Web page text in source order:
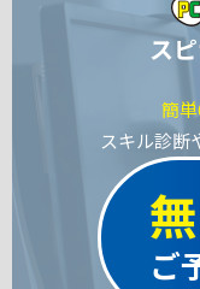
ス
簡
スキル診断
ご